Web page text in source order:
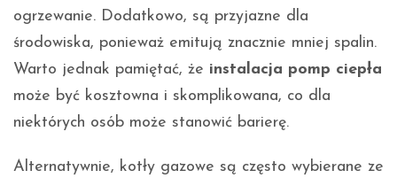
ogrzewanie. Dodatkowo, są przyjazne dla
środowiska, ponieważ emitują znacznie mniej spalin.
Warto jednak pamiętać, że instalacja pomp ciepła
może być kosztowna i skomplikowana, co dla
niektórych osób może stanowić barierę.
Alternatywnie, kotły gazowe są często wybierane ze